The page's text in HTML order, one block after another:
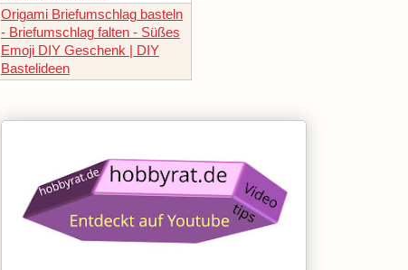
Origami Briefumschlag basteln
- Briefumschlag falten - Süßes
Emoji DIY Geschenk | DIY
Bastelideen